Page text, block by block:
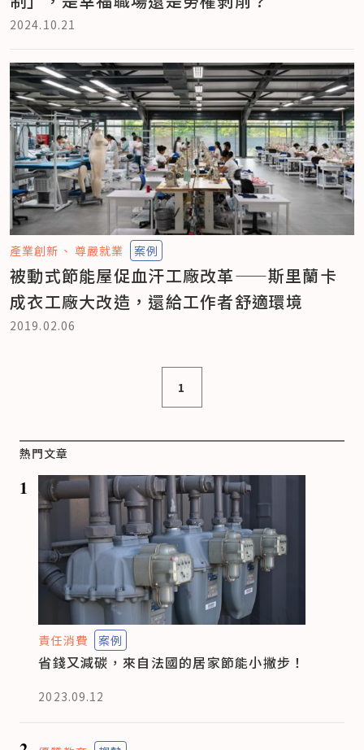
2024.10.21
產業創新 尊嚴就業 案例
被動式節能屋促血汗工廠改革——斯里蘭卡
成衣工廠大改造，還給工作者舒適環境
2019.02.06
1
熱門文章
1
責任消費 案例
省錢又減碳，來自法國的居家節能小撇步！
2023.09.12